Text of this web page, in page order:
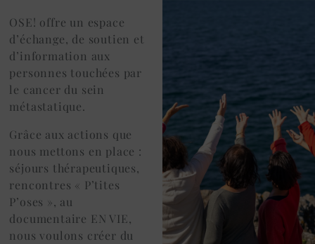
OSE! offre un espace
d’échange, de soutien et
d’information aux
personnes touchées par
le cancer du sein
métastatique.
Grâce aux actions que
nous mettons en place :
séjours thérapeutiques,
rencontres « P’tites
P’oses », au
documentaire EN VIE,
nous voulons créer du